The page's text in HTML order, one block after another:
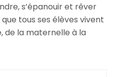
s’épanouir et rêver
que tous ses élèves vivent
de la maternelle à la